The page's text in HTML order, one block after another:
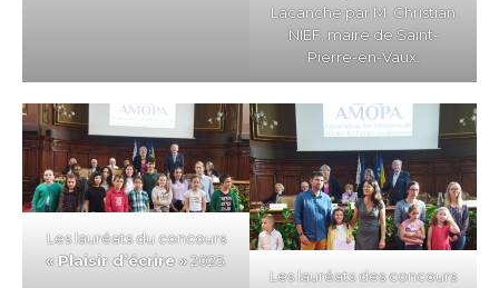
Lacanche par M. Christian
NIEF, maire de Saint-
Pierre-en-Vaux.
Les lauréats du concours
« Plaisir d’écrire »2025.
Les lauréats des concours